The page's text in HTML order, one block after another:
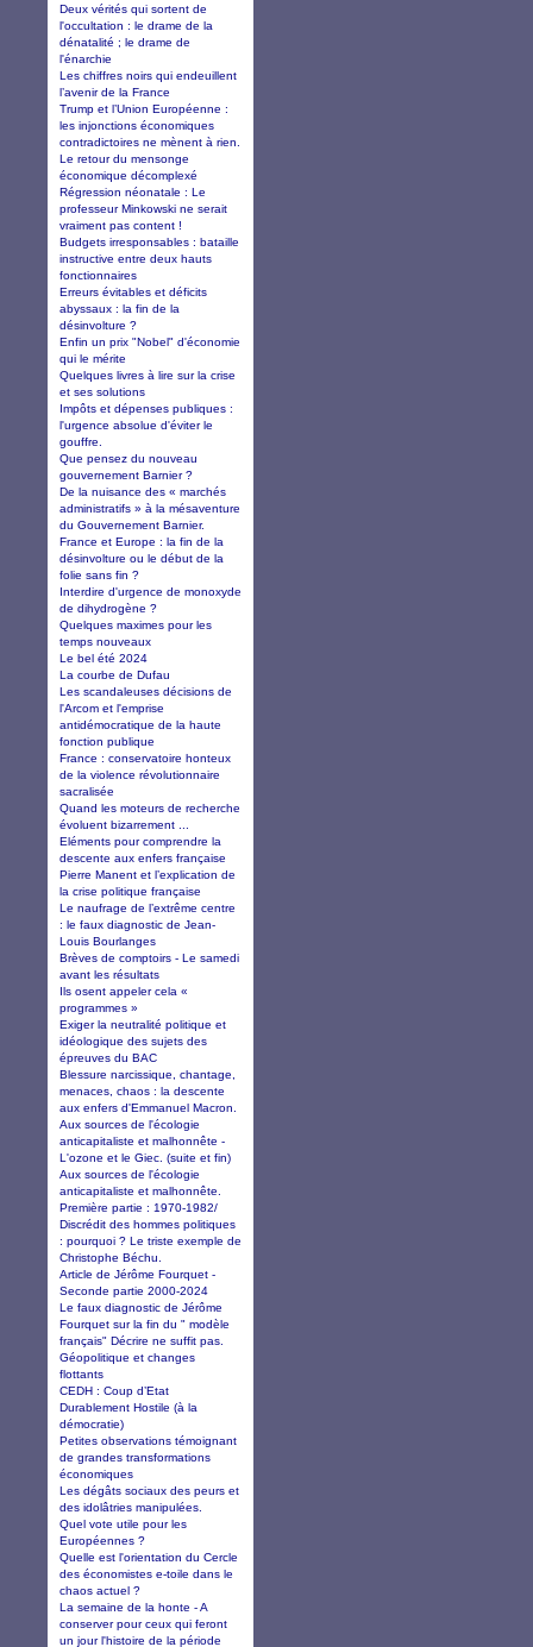
Deux vérités qui sortent de
l'occultation : le drame de la
dénatalité ; le drame de
l'énarchie
Les chiffres noirs qui endeuillent
l’avenir de la France
Trump et l’Union Européenne :
les injonctions économiques
contradictoires ne mènent à rien.
Le retour du mensonge
économique décomplexé
Régression néonatale : Le
professeur Minkowski ne serait
vraiment pas content !
Budgets irresponsables : bataille
instructive entre deux hauts
fonctionnaires
Erreurs évitables et déficits
abyssaux : la fin de la
désinvolture ?
Enfin un prix "Nobel" d'économie
qui le mérite
Quelques livres à lire sur la crise
et ses solutions
Impôts et dépenses publiques :
l'urgence absolue d'éviter le
gouffre.
Que pensez du nouveau
gouvernement Barnier ?
De la nuisance des « marchés
administratifs » à la mésaventure
du Gouvernement Barnier.
France et Europe : la fin de la
désinvolture ou le début de la
folie sans fin ?
Interdire d'urgence de monoxyde
de dihydrogène ?
Quelques maximes pour les
temps nouveaux
Le bel été 2024
La courbe de Dufau
Les scandaleuses décisions de
l'Arcom et l'emprise
antidémocratique de la haute
fonction publique
France : conservatoire honteux
de la violence révolutionnaire
sacralisée
Quand les moteurs de recherche
évoluent bizarrement ...
Eléments pour comprendre la
descente aux enfers française
Pierre Manent et l’explication de
la crise politique française
Le naufrage de l’extrême centre
: le faux diagnostic de Jean-
Louis Bourlanges
Brèves de comptoirs - Le samedi
avant les résultats
Ils osent appeler cela «
programmes »
Exiger la neutralité politique et
idéologique des sujets des
épreuves du BAC
Blessure narcissique, chantage,
menaces, chaos : la descente
aux enfers d'Emmanuel Macron.
Aux sources de l'écologie
anticapitaliste et malhonnête -
L'ozone et le Giec. (suite et fin)
Aux sources de l'écologie
anticapitaliste et malhonnête.
Première partie : 1970-1982/
Discrédit des hommes politiques
: pourquoi ? Le triste exemple de
Christophe Béchu.
Article de Jérôme Fourquet -
Seconde partie 2000-2024
Le faux diagnostic de Jérôme
Fourquet sur la fin du " modèle
français" Décrire ne suffit pas.
Géopolitique et changes
flottants
CEDH : Coup d’Etat
Durablement Hostile (à la
démocratie)
Petites observations témoignant
de grandes transformations
économiques
Les dégâts sociaux des peurs et
des idolâtries manipulées.
Quel vote utile pour les
Européennes ?
Quelle est l'orientation du Cercle
des économistes e-toile dans le
chaos actuel ?
La semaine de la honte - A
conserver pour ceux qui feront
un jour l'histoire de la période